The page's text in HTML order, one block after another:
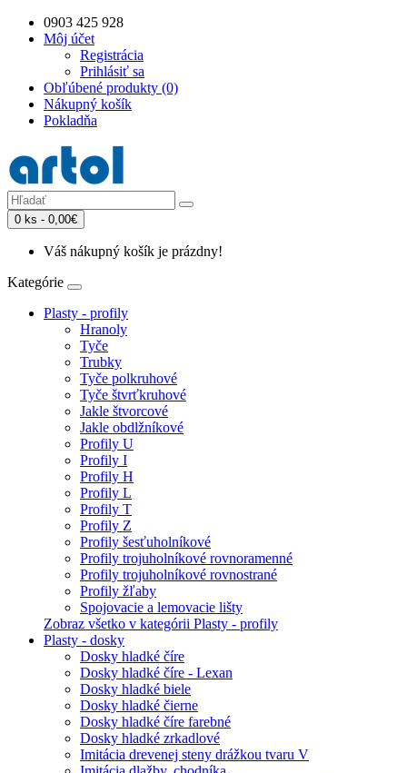
0903 425 928
Môj účet
Registrácia
Prihlásiť sa
Obľúbené produkty (0)
Nákupný košík
Pokladňa
0 ks - 0,00€
Váš nákupný košík je prázdny!
Kategórie
Plasty - profily
Hranoly
Tyče
Trubky
Tyče polkruhové
Tyče štvrťkruhové
Jakle štvorcové
Jakle obdlžníkové
Profily U
Profily I
Profily H
Profily L
Profily T
Profily Z
Profily šesťuholníkové
Profily trojuholníkové rovnoramenné
Profily trojuholníkové rovnostrané
Profily žľaby
Spojovacie a lemovacie lišty
Zobraz všetko v kategórii Plasty - profily
Plasty - dosky
Dosky hladké číre
Dosky hladké číre - Lexan
Dosky hladké biele
Dosky hladké čierne
Dosky hladké číre farebné
Dosky hladké zrkadlové
Imitácia drevenej steny drážkou tvaru V